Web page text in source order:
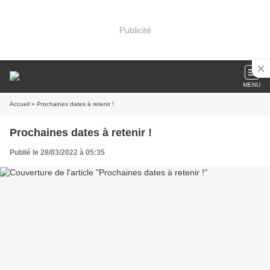
Publicité
MENU
Accueil » Prochaines dates à retenir !
Prochaines dates à retenir !
Publié le 28/03/2022 à 05:35